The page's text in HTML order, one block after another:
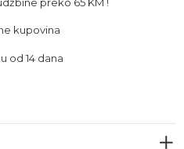
kupovina
od 14 dana